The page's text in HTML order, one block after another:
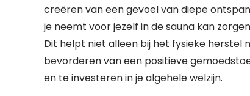
creëren van een gevoel van diepe
je neemt voor jezelf in de sauna kan
Dit helpt niet alleen bij het fysieke herstel
bevorderen van een positieve
en te investeren in je algehele welzijn.